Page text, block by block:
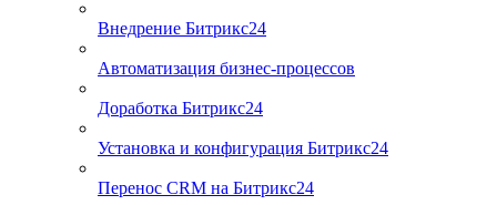
Внедрение Битрикс24
Автоматизация бизнес-процессов
Доработка Битрикс24
Установка и конфигурация Битрикс24
Перенос CRM на Битрикс24